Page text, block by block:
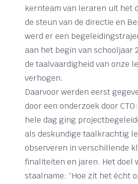
kernteam van leraren uit het
de steun van de directie en
werd er een
aan het begin van schooljaar
de taalvaardigheid van onze
verhogen.
Daarvoor werden eerst
door een onderzoek door
hele dag ging
als deskundige taalkrachtig
observeren in verschillende
finaliteiten en jaren. Het doel
staalname: “Hoe zit het écht